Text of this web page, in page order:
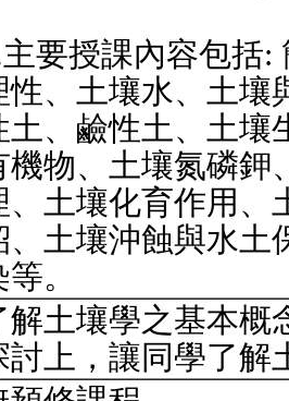
要授課內容包括:
性、土壤水、土壤
土、鹼性土、土壤
機物、土壤氮磷鉀
、土壤化育作用、
、土壤沖蝕與水土
等。
解土壤學之基本概
討上，讓同學了